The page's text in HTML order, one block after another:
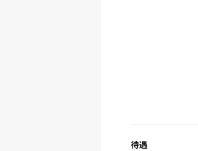
待遇